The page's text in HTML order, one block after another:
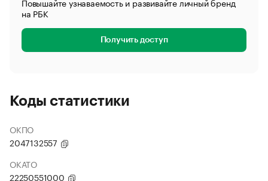
на РБК
Получить доступ
Коды статистики
ОКПО
2047132557
ОКАТО
22250551000